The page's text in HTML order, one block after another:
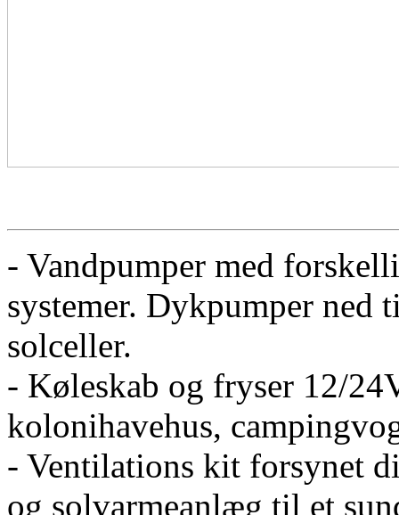
- Vandpumper med
systemer. Dykpumper ned
solceller.
- Køleskab og fryser 12/
kolonihavehus,
- Ventilations kit forsynet
og solvarmeanlæg til et